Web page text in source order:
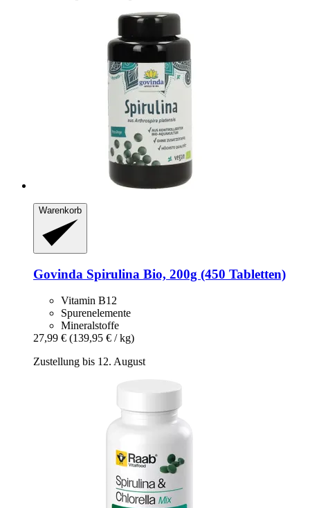
Warenkorb
Govinda Spirulina Bio, 200g (450 Tabletten)
Vitamin B12
Spurenelemente
Mineralstoffe
27,99 € (139,95 € / kg)
Zustellung bis 12. August